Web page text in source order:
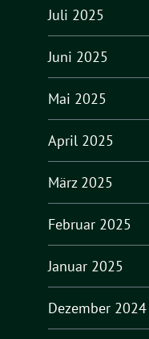
Juli 2025
Juni 2025
Mai 2025
April 2025
März 2025
Februar 2025
Januar 2025
Dezember 2024